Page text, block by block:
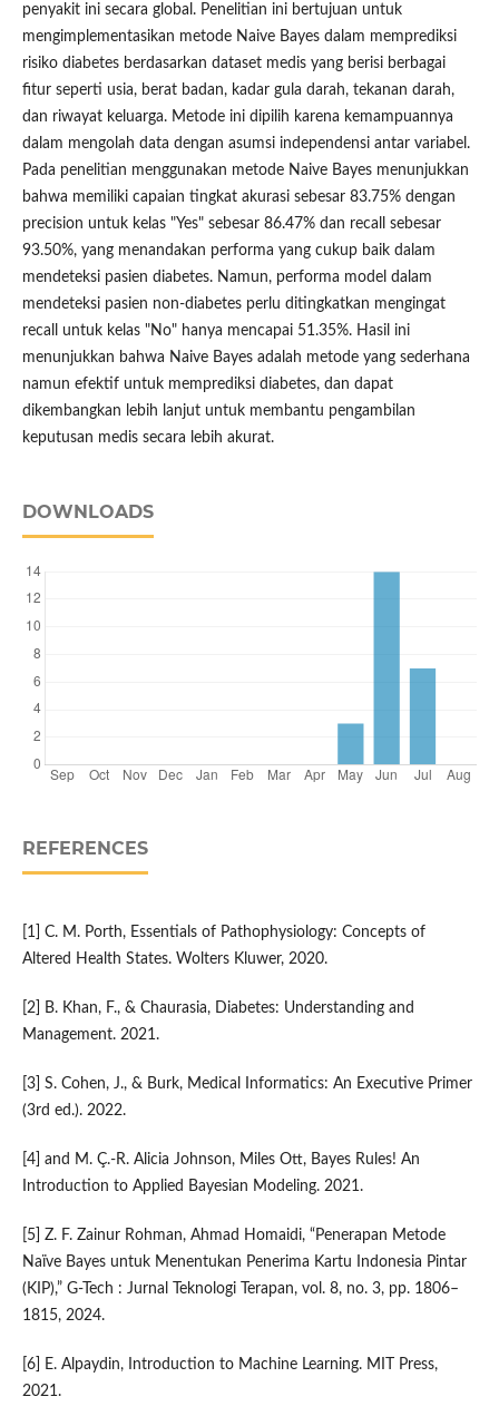
penyakit ini secara global. Penelitian ini bertujuan untuk
mengimplementasikan metode Naive Bayes dalam memprediksi
risiko diabetes berdasarkan dataset medis yang berisi berbagai
fitur seperti usia, berat badan, kadar gula darah, tekanan darah,
dan riwayat keluarga. Metode ini dipilih karena kemampuannya
dalam mengolah data dengan asumsi independensi antar variabel.
Pada penelitian menggunakan metode Naive Bayes menunjukkan
bahwa memiliki capaian tingkat akurasi sebesar 83.75% dengan
precision untuk kelas "Yes" sebesar 86.47% dan recall sebesar
93.50%, yang menandakan performa yang cukup baik dalam
mendeteksi pasien diabetes. Namun, performa model dalam
mendeteksi pasien non-diabetes perlu ditingkatkan mengingat
recall untuk kelas "No" hanya mencapai 51.35%. Hasil ini
menunjukkan bahwa Naive Bayes adalah metode yang sederhana
namun efektif untuk memprediksi diabetes, dan dapat
dikembangkan lebih lanjut untuk membantu pengambilan
keputusan medis secara lebih akurat.
DOWNLOADS
REFERENCES
[1] C. M. Porth, Essentials of Pathophysiology: Concepts of
Altered Health States. Wolters Kluwer, 2020.
[2] B. Khan, F., & Chaurasia, Diabetes: Understanding and
Management. 2021.
[3] S. Cohen, J., & Burk, Medical Informatics: An Executive Primer
(3rd ed.). 2022.
[4] and M. Ç.-R. Alicia Johnson, Miles Ott, Bayes Rules! An
Introduction to Applied Bayesian Modeling. 2021.
[5] Z. F. Zainur Rohman, Ahmad Homaidi, “Penerapan Metode
Naïve Bayes untuk Menentukan Penerima Kartu Indonesia Pintar
(KIP),” G-Tech : Jurnal Teknologi Terapan, vol. 8, no. 3, pp. 1806–
1815, 2024.
[6] E. Alpaydin, Introduction to Machine Learning. MIT Press,
2021.